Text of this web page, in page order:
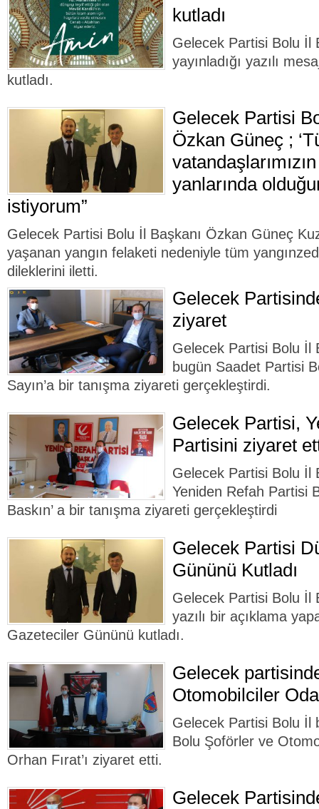
kutladı
Gelecek Partisi Bolu İl
yayınladığı yazılı
kutladı.
Gelecek Partisi
Özkan Güneç ;
yanlarında
istiyorum”
Gelecek Partisi Bolu İl Başkanı Özkan Güneç
yaşanan yangın felaketi nedeniyle tüm
dileklerini iletti.
Gelecek
ziyaret
Gelecek Partisi Bolu İl
bugün Saadet Partisi
Sayın’a bir tanışma ziyareti gerçekleştirdi.
Gelecek Partisi,
Partisini ziyaret
Gelecek Partisi Bolu İl
Yeniden Refah Partisi
Baskın’ a bir tanışma ziyareti gerçekleştirdi
Gelecek Partisi
Gününü Kutladı
Gelecek Partisi Bolu İl
yazılı bir açıklama
Gazeteciler Gününü kutladı.
Gelecek
Otomobilciler
Gelecek Partisi Bolu İl
Bolu Şoförler ve
Orhan Fırat’ı ziyaret etti.
Gelecek